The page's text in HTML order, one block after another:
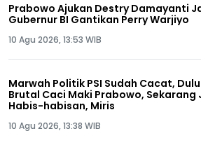
Prabowo Ajukan Destry Damayanti
Gubernur BI Gantikan Perry Warjiyo
10 Agu 2026, 13:53 WIB
Marwah Politik PSI Sudah Cacat, Dulu
Brutal Caci Maki Prabowo, Sekarang
Habis-habisan, Miris
10 Agu 2026, 13:38 WIB